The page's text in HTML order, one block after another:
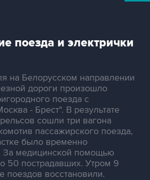
поезда и электрички
на Белорусском направлении
дороги произошло
поезда с
- Брест". В результате
сошли три вагона
пассажирского поезда,
было временно
За медицинской помощью
50 пострадавших. Утром 9
поездов восстановили.